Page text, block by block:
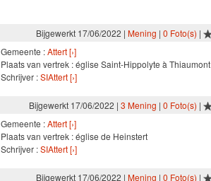
Bijgewerkt 17/06/2022 | Mening | 0 Foto(s) |
Gemeente :Attert [›]
Plaats van vertrek : église Saint-Hippolyte à Thiaumont
Schrijver :SIAttert [›]
Bijgewerkt 17/06/2022 | 3 Mening | 0 Foto(s) |
Gemeente :Attert [›]
Plaats van vertrek : église de Heinstert
Schrijver :SIAttert [›]
Bijgewerkt 17/06/2022 | Mening | 0 Foto(s) |